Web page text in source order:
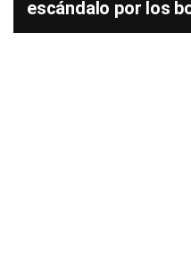
escándalo por los